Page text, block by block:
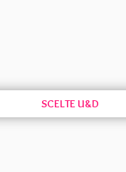
SCELTE U&D